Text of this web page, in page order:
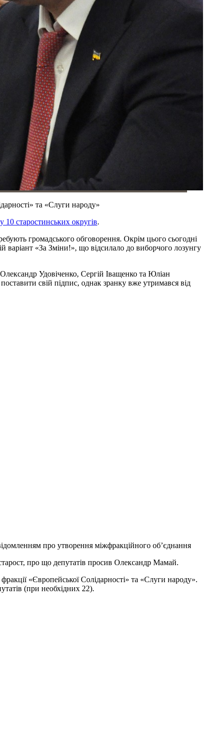
та «Слуги народу»
10 старостинських округів.
громадського обговорення. Окрім цього сьогодні
варіант «За Зміни!», що відсилало до виборчого лозунгу
Удовіченко, Сергій Іващенко та Юліан
свій підпис, однак зранку вже утримався від
про утворення міжфракційного об’єднання
про що депутатів просив Олександр Мамай.
«Європейської Солідарності» та «Слуги народу».
(при необхідних 22).